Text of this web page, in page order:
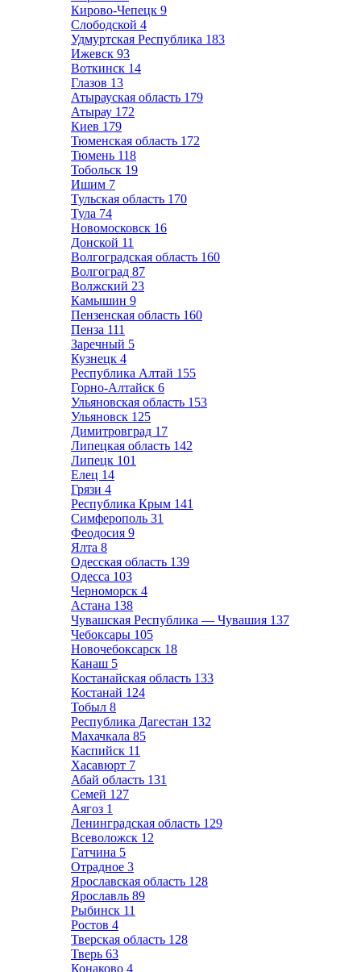
Кирово-Чепецк 9
Слободской 4
Удмуртская Республика 183
Ижевск 93
Воткинск 14
Глазов 13
Атырауская область 179
Атырау 172
Киев 179
Тюменская область 172
Тюмень 118
Тобольск 19
Ишим 7
Тульская область 170
Тула 74
Новомосковск 16
Донской 11
Волгоградская область 160
Волгоград 87
Волжский 23
Камышин 9
Пензенская область 160
Пенза 111
Заречный 5
Кузнецк 4
Республика Алтай 155
Горно-Алтайск 6
Ульяновская область 153
Ульяновск 125
Димитровград 17
Липецкая область 142
Липецк 101
Елец 14
Грязи 4
Республика Крым 141
Симферополь 31
Феодосия 9
Ялта 8
Одесская область 139
Одесса 103
Черноморск 4
Астана 138
Чувашская Республика — Чувашия 137
Чебоксары 105
Новочебоксарск 18
Канаш 5
Костанайская область 133
Костанай 124
Тобыл 8
Республика Дагестан 132
Махачкала 85
Каспийск 11
Хасавюрт 7
Абай область 131
Семей 127
Аягоз 1
Ленинградская область 129
Всеволожск 12
Гатчина 5
Отрадное 3
Ярославская область 128
Ярославль 89
Рыбинск 11
Ростов 4
Тверская область 128
Тверь 63
Конаково 4